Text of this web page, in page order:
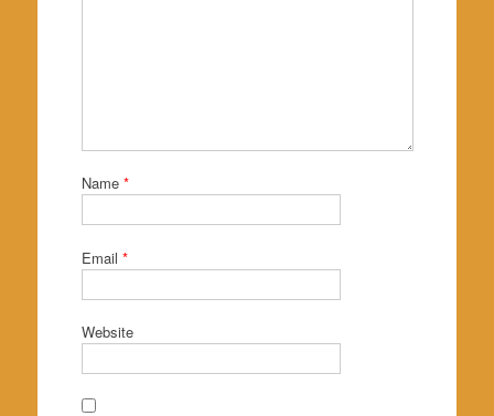
Name *
Email *
Website